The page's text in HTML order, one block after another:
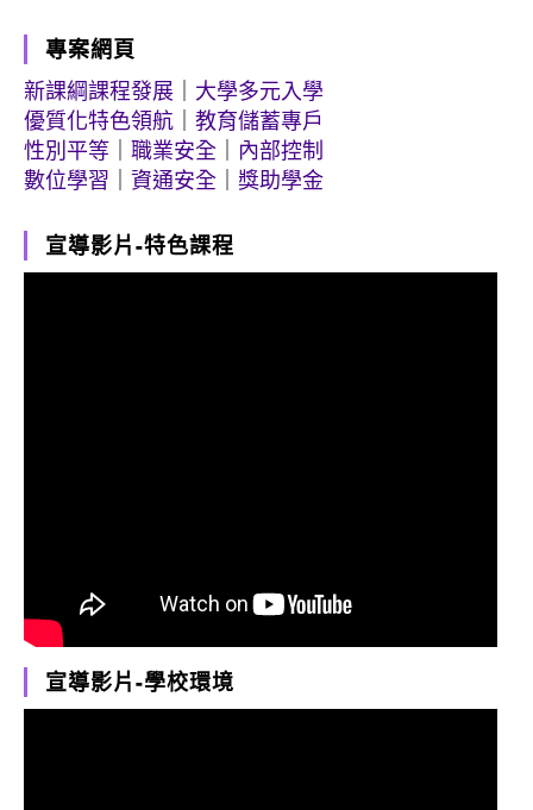
專案網頁
新課綱課程發展
大學多元入學
優質化特色領航
教育儲蓄專戶
性別平等
職業安全
內部控制
數位學習
資通安全 獎助學金
宣導影片-特色課程
宣導影片-學校環境